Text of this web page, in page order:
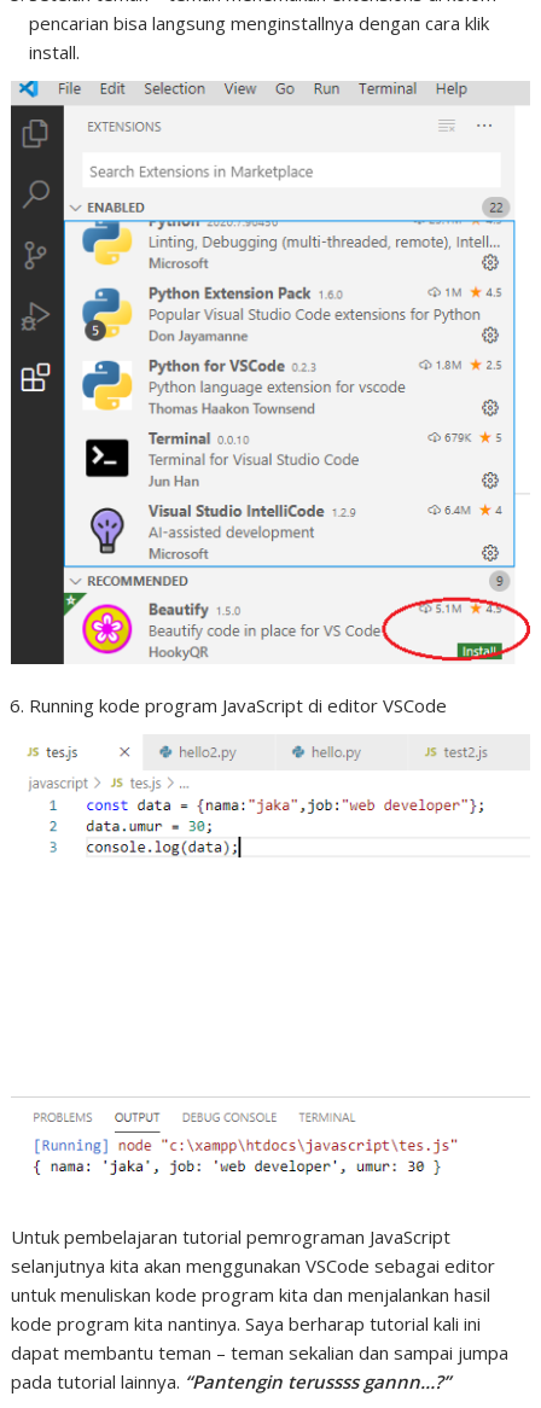
pencarian bisa langsung menginstallnya dengan cara klik
install.
Running kode program JavaScript di editor VSCode
Untuk pembelajaran tutorial pemrograman JavaScript
selanjutnya kita akan menggunakan VSCode sebagai editor
untuk menuliskan kode program kita dan menjalankan hasil
kode program kita nantinya. Saya berharap tutorial kali ini
dapat membantu teman – teman sekalian dan sampai jumpa
pada tutorial lainnya. “Pantengin terussss gannn…?”